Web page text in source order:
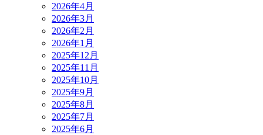
2026年4月
2026年3月
2026年2月
2026年1月
2025年12月
2025年11月
2025年10月
2025年9月
2025年8月
2025年7月
2025年6月